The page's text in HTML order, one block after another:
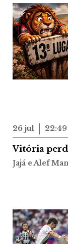
26 jul 22:49
Vitória
Jajá e Alef